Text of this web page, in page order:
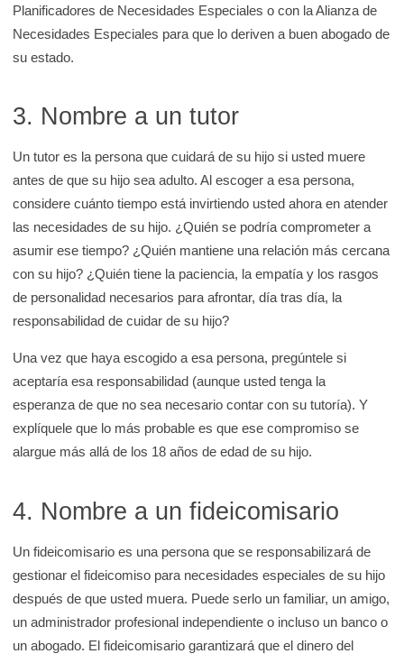
Planificadores de Necesidades Especiales o con la Alianza de
Necesidades Especiales para que lo deriven a buen abogado de
su estado.
3. Nombre a un tutor
Un tutor es la persona que cuidará de su hijo si usted muere
antes de que su hijo sea adulto. Al escoger a esa persona,
considere cuánto tiempo está invirtiendo usted ahora en atender
las necesidades de su hijo. ¿Quién se podría comprometer a
asumir ese tiempo? ¿Quién mantiene una relación más cercana
con su hijo? ¿Quién tiene la paciencia, la empatía y los rasgos
de personalidad necesarios para afrontar, día tras día, la
responsabilidad de cuidar de su hijo?
Una vez que haya escogido a esa persona, pregúntele si
aceptaría esa responsabilidad (aunque usted tenga la
esperanza de que no sea necesario contar con su tutoría). Y
explíquele que lo más probable es que ese compromiso se
alargue más allá de los 18 años de edad de su hijo.
4. Nombre a un fideicomisario
Un fideicomisario es una persona que se responsabilizará de
gestionar el fideicomiso para necesidades especiales de su hijo
después de que usted muera. Puede serlo un familiar, un amigo,
un administrador profesional independiente o incluso un banco o
un abogado. El fideicomisario garantizará que el dinero del